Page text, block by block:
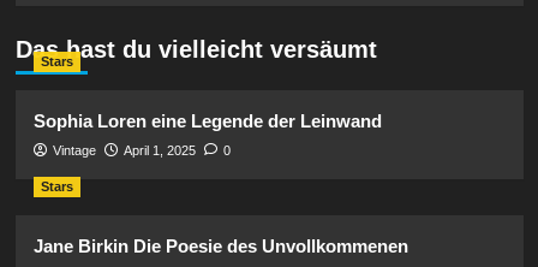
Die
Polaroid
Ein
Meisterwerk
Das hast du vielleicht versäumt
Stars
Sophia Loren eine Legende der Leinwand
Vintage April 1, 2025 0
Stars
Jane Birkin Die Poesie des Unvollkommenen